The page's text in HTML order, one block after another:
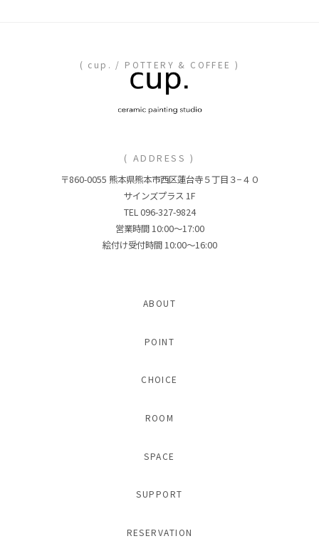
( cup. / POTTERY & COFFEE )
( ADDRESS )
〒860-0055 熊本県熊本市西区蓮台寺５丁目３−４０
サインズプラス 1F
TEL 096-327-9824
営業時間 10:00〜17:00
絵付け受付時間 10:00〜16:00
ABOUT
POINT
CHOICE
ROOM
SPACE
SUPPORT
RESERVATION